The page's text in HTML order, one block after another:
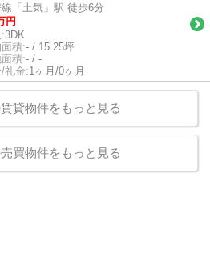
「土気」駅 徒歩6分
円
3DK
積:- / 15.25坪
積:- / -
礼金:1ヶ月/0ヶ月
貸物件をもっと見る
買物件をもっと見る